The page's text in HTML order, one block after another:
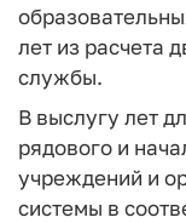
лет из расчета
службы.
В выслугу лет
рядового и
учреждений и
системы в